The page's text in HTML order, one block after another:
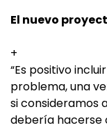
El nuevo
+
“Es positivo
problema, una
si consideramos
debería hacerse